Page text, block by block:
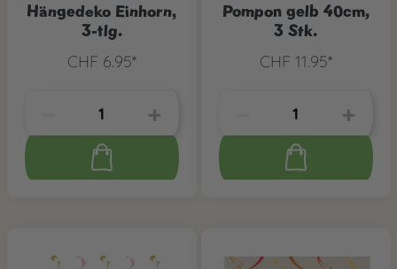
Hängedeko Einhorn,
3-tlg.
CHF 6.95*
Pompon gelb 40cm,
3 Stk.
CHF 11.95*